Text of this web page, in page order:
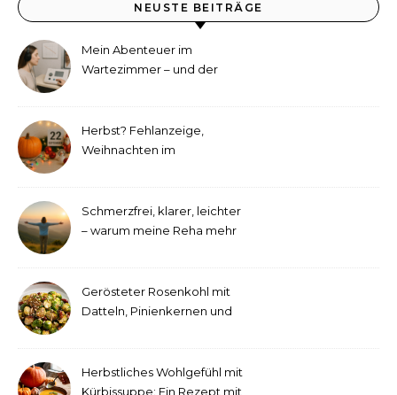
NEUSTE BEITRÄGE
Mein Abenteuer im
Wartezimmer – und der
Herbst? Fehlanzeige,
Weihnachten im
Schmerzfrei, klarer, leichter
– warum meine Reha mehr
Gerösteter Rosenkohl mit
Datteln, Pinienkernen und
Herbstliches Wohlgefühl mit
Kürbissuppe: Ein Rezept mit